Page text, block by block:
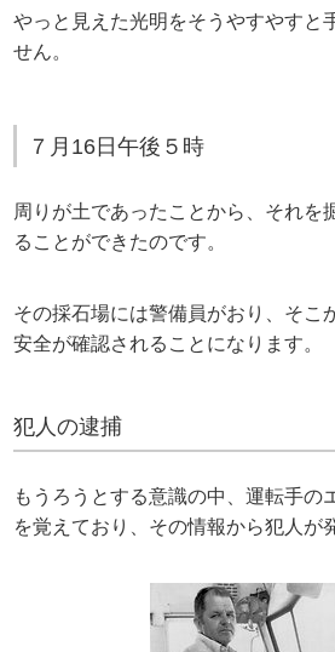
やっと見えた光明をそうやすやすと
せん。
７月16日午後５時
周りが土であったことから、それを
ることができたのです。
その採石場には警備員がおり、そこ
安全が確認されることになります。
犯人の逮捕
もうろうとする意識の中、運転手の
を覚えており、その情報から犯人が